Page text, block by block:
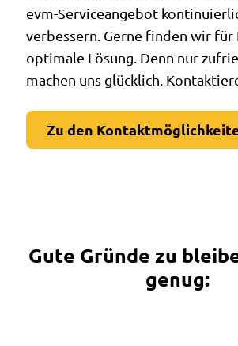
evm-Serviceangebot
verbessern. Gerne finden wir für
optimale Lösung. Denn nur
machen uns glücklich.
Zu den
Gute Gründe zu
genug: